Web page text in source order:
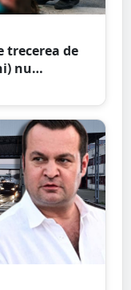
trecerea de
nu